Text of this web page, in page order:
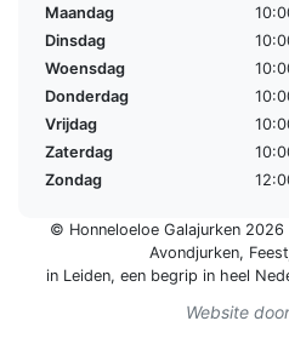
Maandag
Dinsdag
Woensdag
Donderdag
Vrijdag
Zaterdag
Zondag
© Honneloeloe Galajurken 2026
Avondjurken,
in Leiden, een begrip in heel
Website